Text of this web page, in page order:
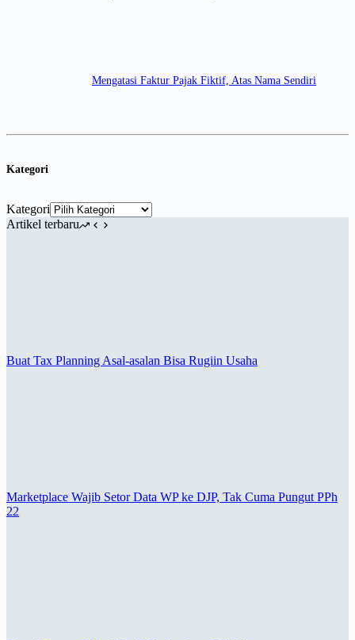
Mengatasi Faktur Pajak Fiktif, Atas Nama Sendiri
Kategori
Kategori
Artikel terbaru
Buat Tax Planning Asal-asalan Bisa Rugiin Usaha
Marketplace Wajib Setor Data WP ke DJP, Tak Cuma Pungut PPh
22